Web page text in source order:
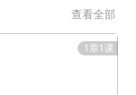
查看全部
1章1课